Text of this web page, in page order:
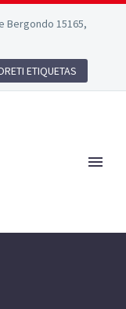
Bergondo 15165,
ETIQUETAS